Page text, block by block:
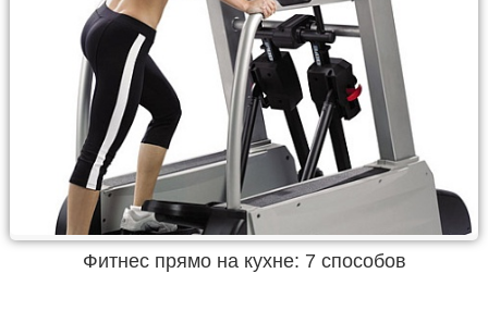
Фитнес прямо на кухне: 7 способов